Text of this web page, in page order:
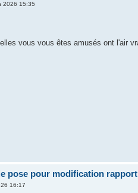
2026 15:35
vous vous êtes amusés ont l'air
pose pour modification
16:17